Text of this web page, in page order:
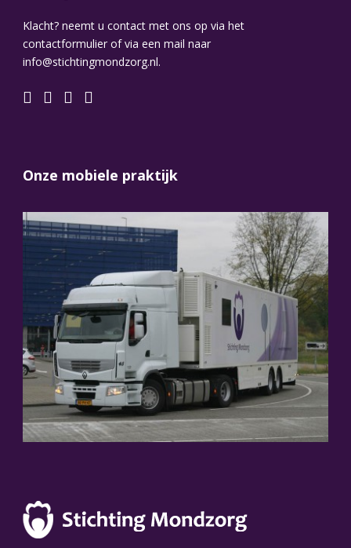
Klacht? neemt u contact met ons op via het
contactformulier of via een mail naar
info@stichtingmondzorg.nl.
Onze mobiele praktijk